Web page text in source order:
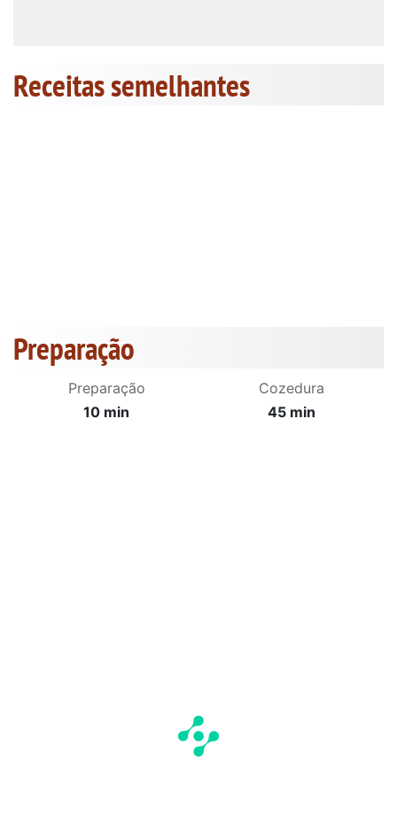
Receitas semelhantes
Preparação
Preparação
10 min
Cozedura
45 min